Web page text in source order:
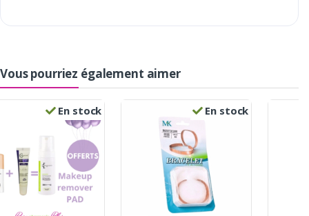
Vous pourriez également aimer
En stock En stock